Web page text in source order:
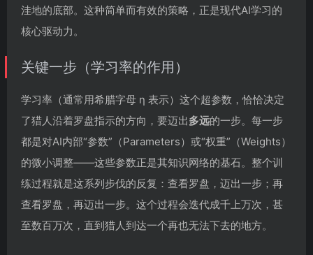
洼地的底部。这种简单而有效的策略，正是现代AI学习的
核心驱动力。
关键一步（学习率的作用）
学习率（通常用希腊字母 η 表示）这个超参数，恰恰决定
了猎人沿着罗盘指示的方向，要迈出多远的一步。每一步
都是对AI内部“参数”（Parameters）或“权重”（Weights）
的微小调整——这些参数正是其知识网络的基石。整个训
练过程就是这系列步伐的反复：查看罗盘，迈出一步；再
查看罗盘，再迈出一步。这个过程会迭代成千上万次，甚
至数百万次，直到猎人到达一个再也无法下去的地方。